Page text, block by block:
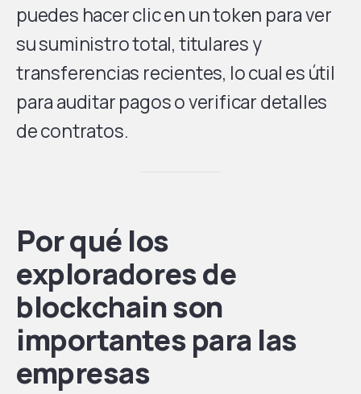
puedes hacer clic en un token para ver
su suministro total, titulares y
transferencias recientes, lo cual es útil
para auditar pagos o verificar detalles
de contratos.
Por qué los
exploradores de
blockchain son
importantes para las
empresas